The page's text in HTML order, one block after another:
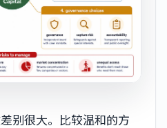
别很大。比较温和的方